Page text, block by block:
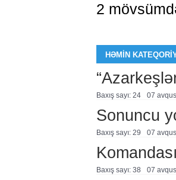
2
HƏMIN
Baxış sayı: 24 07
Sonuncu
Baxış sayı: 29 07
Baxış sayı: 38 07